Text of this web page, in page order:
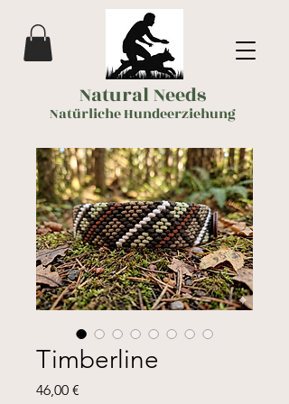
Natural Needs
Natürliche Hundeerziehung
Timberline
46,00 €